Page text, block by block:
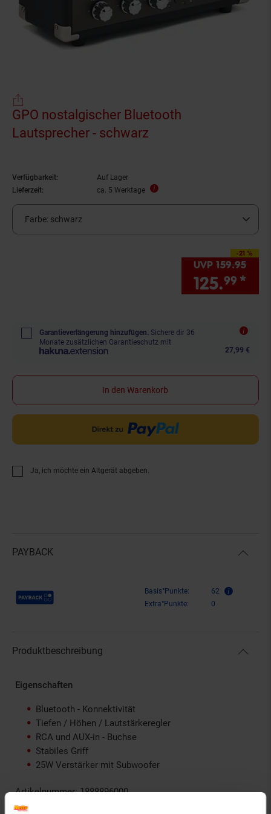
GPO nostalgischer Bluetooth
Lautsprecher - schwarz
Verfügbarkeit:
Auf Lager
Lieferzeit:
ca. 5 Werktage
Farbe: schwarz
-21 %
Sie Sparen 21
UVP159.95UVP
125.99 *
Garantieverlängerung hinzufügen. Sichere dir 36
Monate zusätzlichen Garantieschutz mit
27,99 €
In den Warenkorb
Ja, ich möchte ein Altgerät abgeben.
PAYBACK
Payback Punkte Basis°Punkte:
62
Extra°Punkte:
0
Produktbeschreibung
Eigenschaften
Bluetooth - Konnektivität
Tiefen / Höhen / Lautstärkeregler
RCA und AUX-in - Buchse
Stabiles Griff
25W Verstärker mit Subwoofer
Artikelnummer: 1888896000
EAN: 5060237570818